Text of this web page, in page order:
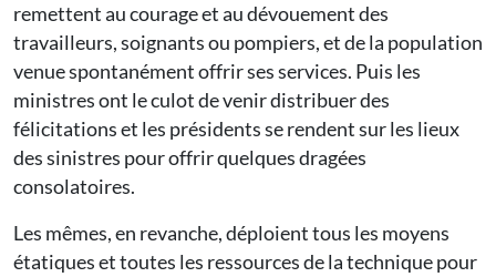
remettent au courage et au dévouement des
travailleurs, soignants ou pompiers, et de la population
venue spontanément offrir ses services. Puis les
ministres ont le culot de venir distribuer des
félicitations et les présidents se rendent sur les lieux
des sinistres pour offrir quelques dragées
consolatoires.
Les mêmes, en revanche, déploient tous les moyens
étatiques et toutes les ressources de la technique pour